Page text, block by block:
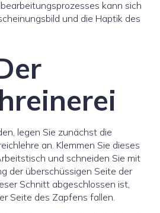
kann sich
und die Haptik des
legen Sie zunächst die
an. Klemmen Sie dieses
und schneiden Sie mit
der überschüssigen Seite der
Schnitt abgeschlossen ist,
Seite des Zapfens fallen.